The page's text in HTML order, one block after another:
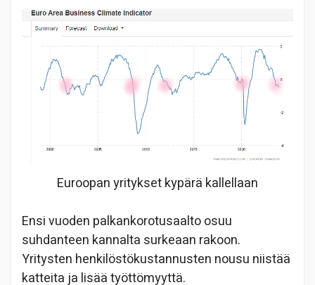
Euroopan yritykset kypärä kallellaan
Ensi vuoden palkankorotusaalto osuu
suhdanteen kannalta surkeaan rakoon.
Yritysten henkilöstökustannusten nousu niistää
katteita ja lisää työttömyyttä.